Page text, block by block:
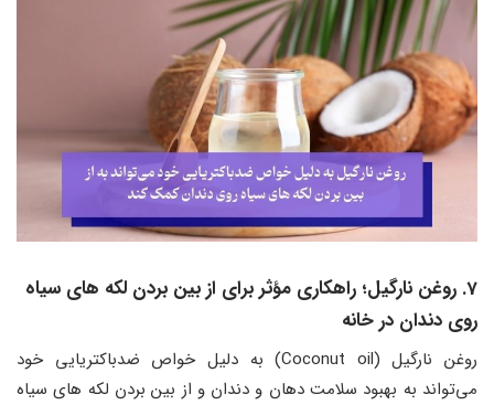
7. روغن نارگیل؛ راهکاری مؤثر برای از بین بردن لکه های سیاه
روی دندان در خانه
روغن نارگیل (Coconut oil) به دلیل خواص ضدباکتریایی خود
می‌تواند به بهبود سلامت دهان و دندان و از بین بردن لکه های سیاه